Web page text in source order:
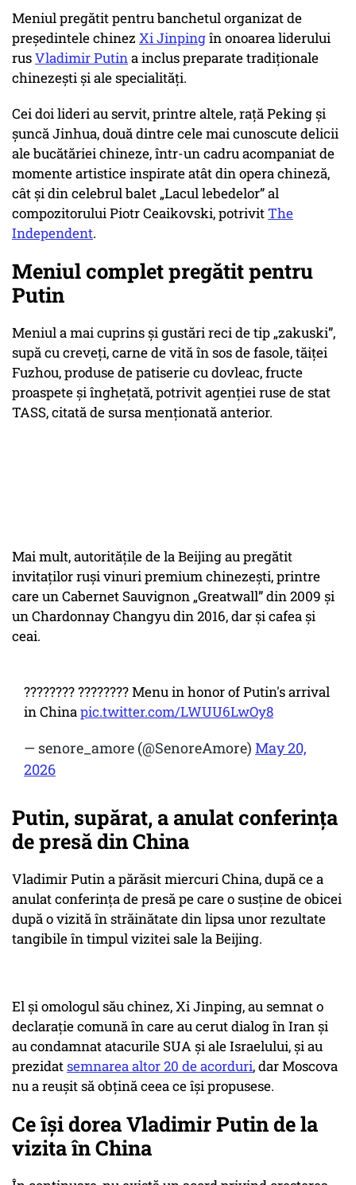
Meniul pregătit pentru banchetul organizat de
președintele chinez Xi Jinpingîn onoarea liderului
rusVladimir Putina inclus preparate tradiționale
chinezești și ale specialități.
Cei doi lideri au servit, printre altele, rață Peking și
șuncă Jinhua, două dintre cele mai cunoscute delicii
ale bucătăriei chineze, într-un cadru acompaniat de
momente artistice inspirate atât din opera chineză,
cât și din celebrul balet „Lacul lebedelor” al
compozitorului Piotr Ceaikovski, potrivitThe
Independent.
Meniul complet pregătit pentru
Putin
Meniul a mai cuprins și gustări reci de tip „zakuski”,
supă cu creveți, carne de vită în sos de fasole, tăiței
Fuzhou, produse de patiserie cu dovleac, fructe
proaspete și înghețată, potrivit agenției ruse de stat
TASS, citată de sursa menționată anterior.
Mai mult, autoritățile de la Beijing au pregătit
invitaților ruși vinuri premium chinezești, printre
care un Cabernet Sauvignon „Greatwall” din 2009 și
un Chardonnay Changyu din 2016, dar și cafea și
ceai.
???????? ???????? Menu in honor of Putin's arrival
in Chinapic.twitter.com/LWUU6LwOy8
— senore_amore (@SenoreAmore) May 20,
2026
Putin, supărat, a anulat conferința
de presă din China
Vladimir Putin a părăsit miercuri China, după ce a
anulat conferința de presă pe care o susține de obicei
după o vizită în străinătate din lipsa unor rezultate
tangibile în timpul vizitei sale la Beijing.
El și omologul său chinez, Xi Jinping, au semnat o
declarație comună în care au cerut dialog în Iran și
au condamnat atacurile SUA și ale Israelului, și au
prezidatsemnarea altor 20 de acorduri, dar Moscova
nu a reușit să obțină ceea ce își propusese.
Ce își dorea Vladimir Putin de la
vizita în China